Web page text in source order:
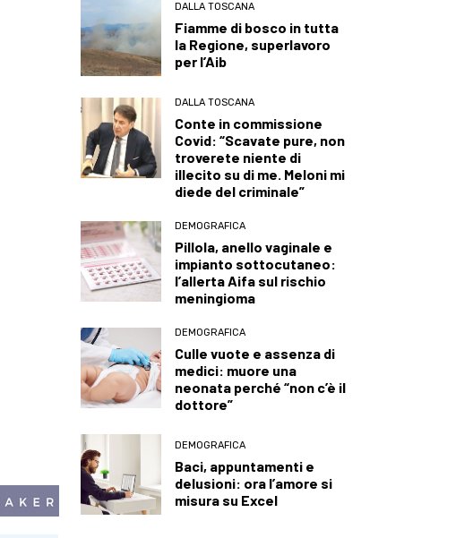
DALLA TOSCANA
Fiamme di bosco in tutta
la Regione, superlavoro
per l’Aib
DALLA TOSCANA
Conte in commissione
Covid: “Scavate pure, non
troverete niente di
illecito su di me. Meloni mi
diede del criminale”
DEMOGRAFICA
Pillola, anello vaginale e
impianto sottocutaneo:
l’allerta Aifa sul rischio
meningioma
DEMOGRAFICA
Culle vuote e assenza di
medici: muore una
neonata perché “non c’è il
dottore”
DEMOGRAFICA
Baci, appuntamenti e
delusioni: ora l’amore si
misura su Excel